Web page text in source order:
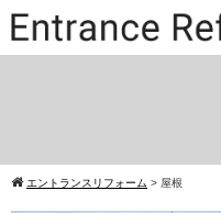
エントランスリフォーム > 屋根